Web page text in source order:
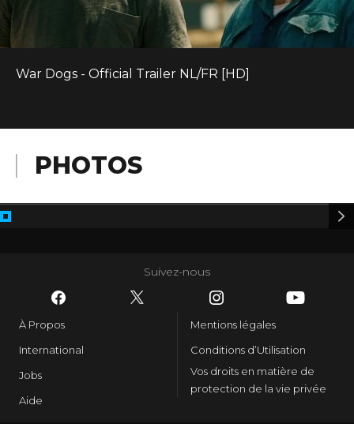
War Dogs - Official Trailer NL/FR [HD]
PHOTOS
Suivez-nous
À Propos
International
Jobs
Aide
Mentions légales
Conditions d’Utilisation
Vos droits en matière de
protection de la vie privée